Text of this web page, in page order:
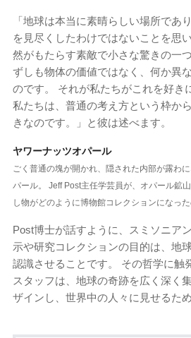
「地球は本当に素晴らしい場所であ
を見尽くしたわけではないことを思
然がもたらす素敵で小さな驚きの一
ずしも物体の価値ではなく、何か異
のです。 それが私たちがこれを好き
私たちは、普通の考え方という枠か
きなのです。」と彼は述べます。
ヤワーナッツオパール
ごく普通の塊が開かれ、隠された内部が露わ
パール。 Jeff Post主任学芸員が、オパール鉱
し物がどのように博物館コレクションになっ
Post博士が話すように、スミソニア
示や研究コレクションの目的は、地
認識させることです。 その哲学に触
スタッフは、地球の奇跡を広く深く
ザインし、世界中の人々に見せるた